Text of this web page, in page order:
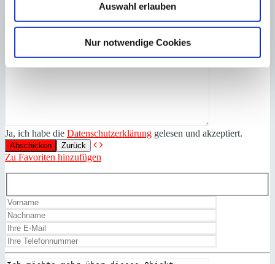
Auswahl erlauben
Nur notwendige Cookies
Ja, ich habe die Datenschutzerklärung gelesen und akzeptiert.
Zurück
Zu Favoriten hinzufügen